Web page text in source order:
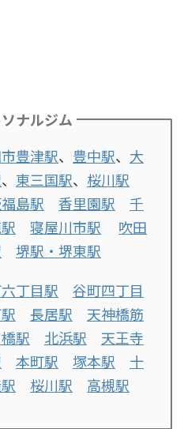
ナルジム
豊津駅、 豊中駅、 大
、 東三国駅、 桜川駅
島駅 香里園駅
千
寝屋川市駅
吹田
堺駅・堺東駅
丁目駅
谷町四丁目
長居駅
天神橋筋
駅 北浜駅
天王寺
本町駅 塚本駅
十
桜川駅 高槻駅